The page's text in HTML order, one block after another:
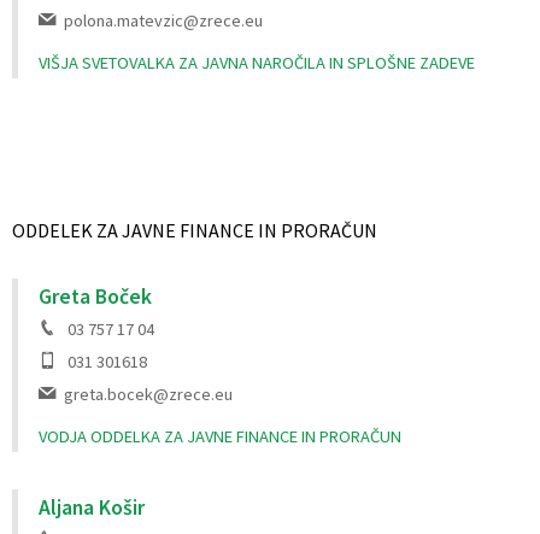
polona.matevzic@zrece.eu
VIŠJA SVETOVALKA ZA JAVNA NAROČILA IN SPLOŠNE ZADEVE
ODDELEK ZA JAVNE FINANCE IN PRORAČUN
Greta Boček
03 757 17 04
031 301618
greta.bocek@zrece.eu
VODJA ODDELKA ZA JAVNE FINANCE IN PRORAČUN
Aljana Košir